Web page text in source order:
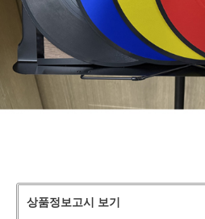
상품정보고시 보기